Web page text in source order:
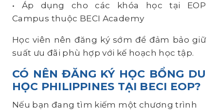
• Áp dụng cho các khóa học tại EOP
Campus thuộc BECI Academy
Học viên nên đăng ký sớm để đảm bảo giữ
suất ưu đãi phù hợp với kế hoạch học tập.
CÓ NÊN ĐĂNG KÝ HỌC BỔNG DU
HỌC PHILIPPINES TẠI BECI EOP?
Nếu bạn đang tìm kiếm một chương trình